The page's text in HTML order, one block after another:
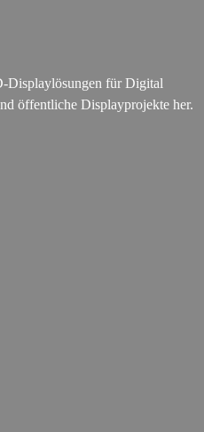
Displaylösungen für Digital
öffentliche Displayprojekte her.